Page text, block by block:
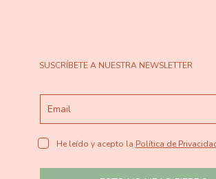
SUSCRÍBETE A NUESTRA NEWSLETTER
He leído y acepto la Política de